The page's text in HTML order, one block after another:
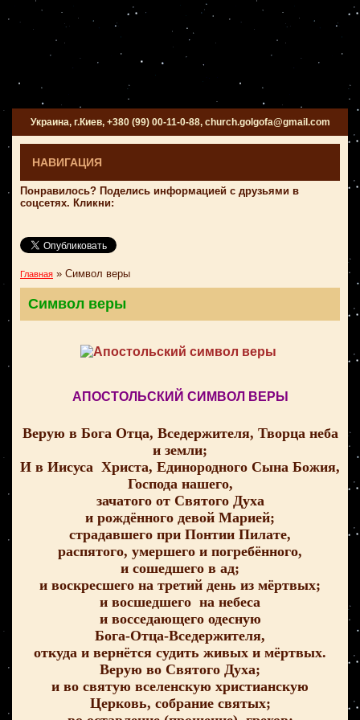
Украина, г.Киев, +380 (99) 00-11-0-88, church.golgofa@gmail.com
НАВИГАЦИЯ
Понравилось? Поделись информацией с друзьями в
соцсетях. Кликни:
Главная » Символ веры
Символ веры
АПОСТОЛЬСКИЙ СИМВОЛ ВЕРЫ
Верую в Бога Отца, Вседержителя, Творца неба
и земли;
И в Иисуса Христа, Единородного Сына Божия,
Господа нашего,
зачатого от Святого Духа
и рождённого девой Марией;
страдавшего при Понтии Пилате,
распятого, умершего и погребённого,
и сошедшего в ад;
и воскресшего на третий день из мёртвых;
и восшедшего на небеса
и восседающего одесную
Бога-Отца-Вседержителя,
откуда и вернётся судить живых и мёртвых.
Верую во Святого Духа;
и во святую вселенскую христианскую
Церковь, собрание святых;